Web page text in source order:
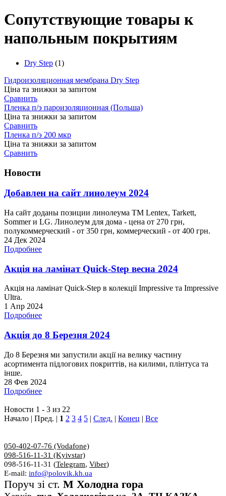
Сопутствующие товары к
напольным покрытиям
Dry Step (1)
Гидроизоляционная мембрана Dry Step
Ціна та знижки за запитом
Сравнить
Пленка п/э пароизоляционная (Польша)
Ціна та знижки за запитом
Сравнить
Пленка п/э 200 мкр
Ціна та знижки за запитом
Сравнить
Новости
Добавлен на сайт линолеум 2024
На сайт доданы позиции линолеума ТМ Lentex, Tarkett,
Sommer и LG. Линолеум для дома - цена от 270 грн,
полукоммерческий - от 350 грн, коммерческий - от 400 грн.
24 Дек 2024
Подробнее
Акція на ламінат Quick-Step весна 2024
Акція на ламінат Quick-Step в колекції Impressive та Impressive
Ultra.
1 Апр 2024
Подробнее
Акція до 8 Березня 2024
До 8 Березня ми запустили акції на велику частину
асортимента підлогових покриттів, на килими, плінтуса та
інше.
28 Фев 2024
Подробнее
Новости 1 - 3 из 22
Начало | Пред. | 1 2 3 4 5 | След. | Конец | Все
050-402-07-76 (Vodafone)
098-516-11-31 (Kyivstar)
098-516-11-31 (Telegram, Viber)
E-mail: info@polovik.kh.ua
Поруч зі ст. М Холодна гора